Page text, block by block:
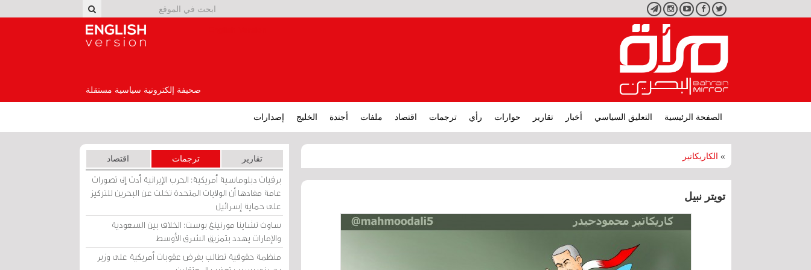
تويتر فيسبوكيوتيوبانستجرامتليجرام
صحيفة إلكترونية سياسية مستقلة
الصفحة الرئيسية التعليق السياسي أخبار تقارير حوارات رأي ترجمات اقتصاد ملفات أجندة الخليج إصدارات
» الكاريكاتير
تويتر نبيل
تقارير ترجمات اقتصاد
برقيات دبلوماسية أمريكية: الحرب الإيرانية أدت إلى تصورات
عامة مفادها أن الولايات المتحدة تخلت عن البحرين للتركيز
على حماية إسرائيل
ساوث تشاينا مورنينغ بوست: الخلاف بين السعودية
والإمارات يهدد بتمزيق الشرق الأوسط
منظمة حقوقية تطالب بفرض عقوبات أمريكية على وزير